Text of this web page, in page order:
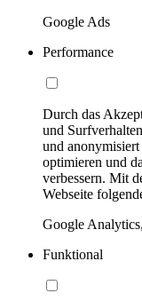
Google Ads
Performance
Durch das
und
und anonymisiert
optimieren und
verbessern. Mit
Webseite
Google
Funktional